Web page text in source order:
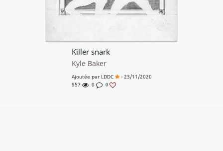
Killer snark
Kyle Baker
Ajoutée par LDDC
- 23/11/2020
957
0 0